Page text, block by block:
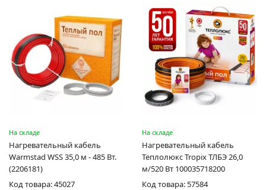
На складе
Нагревательный кабель
Warmstad WSS 35,0 м - 485 Вт.
(2206181)
Код товара: 45027
На складе
Нагревательный кабель
Теплолюкс Tropix ТЛБЭ 26,0
м/520 Вт 100035718200
Код товара: 57584